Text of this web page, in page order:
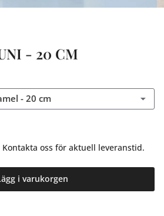
- 20 CM
- 20 cm
oss för aktuell leveranstid.
i varukorgen